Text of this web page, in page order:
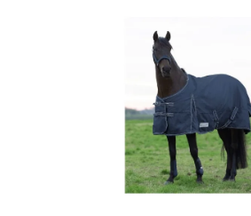
DARČEKOVÉ POUKAZY